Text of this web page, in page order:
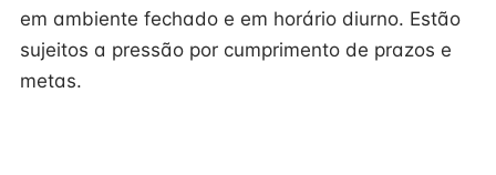
em ambiente fechado e em horário diurno. Estão
sujeitos a pressão por cumprimento de prazos e
metas.